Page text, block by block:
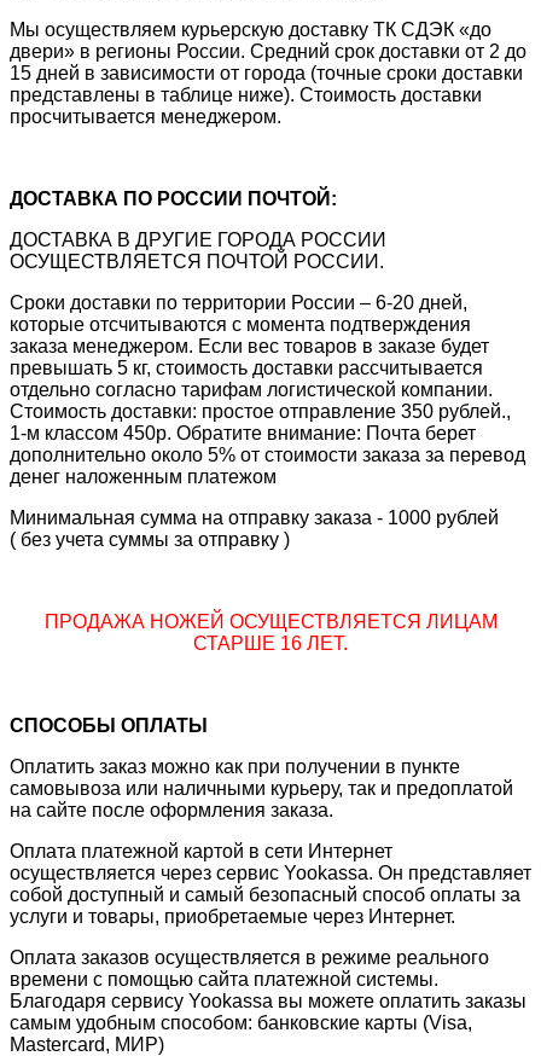
Мы осуществляем курьерскую доставку ТК СДЭК «до
двери» в регионы России. Средний срок доставки от 2 до
15 дней в зависимости от города (точные сроки доставки
представлены в таблице ниже). Стоимость доставки
просчитывается менеджером.
ДОСТАВКА ПО РОССИИ ПОЧТОЙ:
ДОСТАВКА В ДРУГИЕ ГОРОДА РОССИИ
ОСУЩЕСТВЛЯЕТСЯ ПОЧТОЙ РОССИИ.
Сроки доставки по территории России – 6-20 дней,
которые отсчитываются с момента подтверждения
заказа менеджером. Если вес товаров в заказе будет
превышать 5 кг, стоимость доставки рассчитывается
отдельно согласно тарифам логистической компании.
Стоимость доставки: простое отправление 350 рублей.,
1-м классом 450р. Обратите внимание: Почта берет
дополнительно около 5% от стоимости заказа за перевод
денег наложенным платежом
Минимальная сумма на отправку заказа - 1000 рублей
( без учета суммы за отправку )
ПРОДАЖА НОЖЕЙ ОСУЩЕСТВЛЯЕТСЯ ЛИЦАМ
СТАРШЕ 16 ЛЕТ.
СПОСОБЫ ОПЛАТЫ
Оплатить заказ можно как при получении в пункте
самовывоза или наличными курьеру, так и предоплатой
на сайте после оформления заказа.
Оплата платежной картой в сети Интернет
осуществляется через сервис Yookassa. Он представляет
собой доступный и самый безопасный способ оплаты за
услуги и товары, приобретаемые через Интернет.
Оплата заказов осуществляется в режиме реального
времени с помощью сайта платежной системы.
Благодаря сервису Yookassa вы можете оплатить заказы
самым удобным способом: банковские карты (Visa,
Mastercard, МИР)